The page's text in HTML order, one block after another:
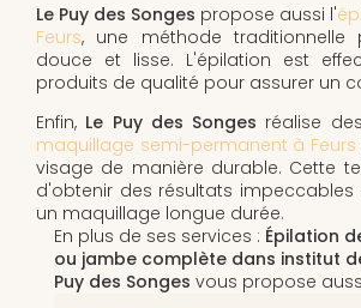
Le Puy des Songes propose aussi l'
Feurs, une méthode traditionnelle
douce et lisse. L'épilation est
produits de qualité pour assurer un
Enfin, Le Puy des Songes réalise
maquillage semi-permanent à Feurs
visage de manière durable. Cette
d'obtenir des résultats
un maquillage longue durée.
En plus de ses services : Épilation
ou jambe complète dans institut
Puy des Songes vous propose